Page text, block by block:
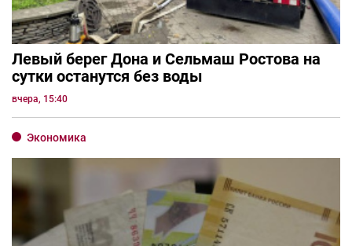
Левый берег Дона и Сельмаш Ростова на
сутки останутся без воды
вчера, 15:40
Экономика